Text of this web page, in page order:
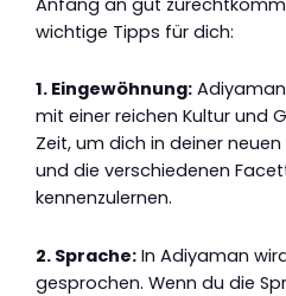
wichtige Tipps für dich:
1. Eingewöhnung:
mit einer reichen Kultur und
Zeit, um dich in deiner
und die verschiedenen
kennenzulernen.
2. Sprache: In Adiyaman
gesprochen. Wenn du die